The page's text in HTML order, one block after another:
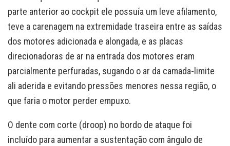
parte anterior ao cockpit ele possuía um leve afilamento,
teve a carenagem na extremidade traseira entre as saídas
dos motores adicionada e alongada, e as placas
direcionadoras de ar na entrada dos motores eram
parcialmente perfuradas, sugando o ar da camada-limite
ali aderida e evitando pressões menores nessa região, o
que faria o motor perder empuxo.
O dente com corte (droop) no bordo de ataque foi
incluído para aumentar a sustentação com ângulo de